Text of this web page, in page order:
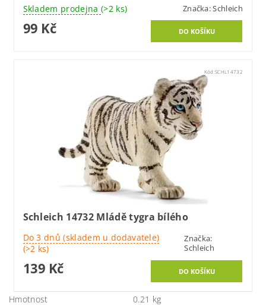
Skladem prodejna (>2 ks) Značka:Schleich
99 Kč
Kód:SCHL14732
Schleich 14732 Mládě tygra bílého
Do 3 dnů (skladem u dodavatele)
(>2 ks)
Značka:
Schleich
139 Kč
Hmotnost 0.21 kg